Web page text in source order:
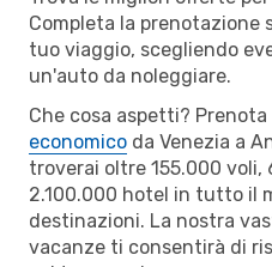
Completa la prenotazione
tuo viaggio, scegliendo
un'auto da noleggiare.
Che cosa aspetti?
economico da Venezia a
troverai oltre 155.000 voli,
2.100.000 hotel in tutto il
destinazioni. La nostra
vacanze ti consentirà di